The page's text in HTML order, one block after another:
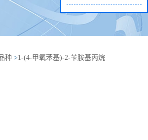
种 >1-(4-甲氧苯基)-2-苄胺基丙烷